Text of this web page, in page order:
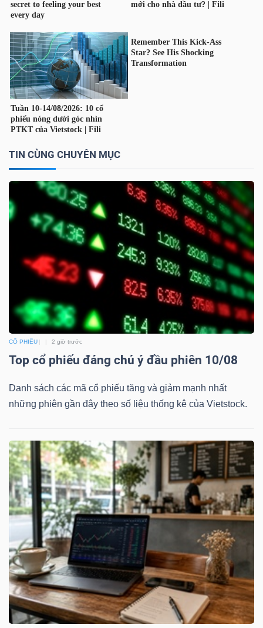
TIN CÙNG CHUYÊN MỤC
CỔ PHIẾU 2 giờ trước
Top cổ phiếu đáng chú ý đầu phiên 10/08
Danh sách các mã cổ phiếu tăng và giảm mạnh nhất
những phiên gần đây theo số liệu thống kê của Vietstock.